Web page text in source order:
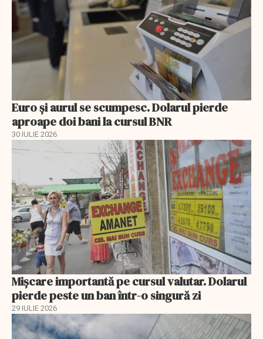
Euro și aurul se scumpesc. Dolarul pierde
aproape doi bani la cursul BNR
30 IULIE 2026
Mișcare importantă pe cursul valutar. Dolarul
pierde peste un ban într-o singură zi
29 IULIE 2026